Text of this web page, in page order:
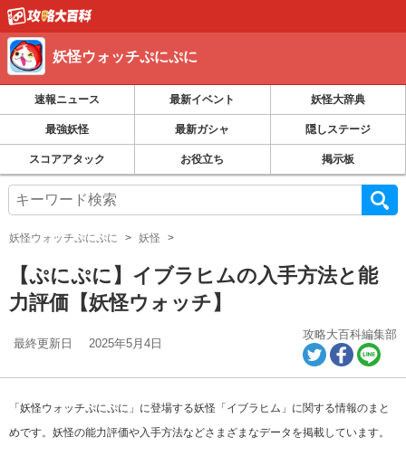
妖怪ウォッチぷにぷに
速報ニュース 最新イベント 妖怪大辞典
最強妖怪 最新ガシャ 隠しステージ
スコアアタック お役立ち 掲示板
妖怪ウォッチぷにぷに 妖怪
【ぷにぷに】イブラヒムの入手方法と能
力評価【妖怪ウォッチ】
最終更新日 2025年5月4日
攻略大百科編集部
「妖怪ウォッチぷにぷに」に登場する妖怪「イブラヒム」に関する情報のまと
めです。妖怪の能力評価や入手方法などさまざまなデータを掲載しています。